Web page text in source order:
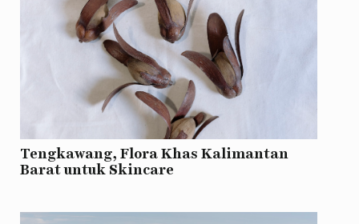
Tengkawang, Flora Khas Kalimantan
Barat untuk Skincare